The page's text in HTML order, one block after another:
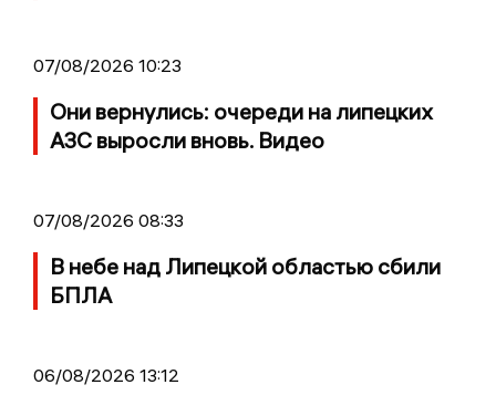
07/08/2026 10:23
Они вернулись: очереди на липецких
АЗС выросли вновь. Видео
07/08/2026 08:33
В небе над Липецкой областью сбили
БПЛА
06/08/2026 13:12